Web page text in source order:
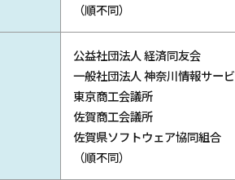
（順不同）
公益社団法人 経済同友会
一般社団法人 神奈川情報サー
東京商工会議所
佐賀商工会議所
佐賀県ソフトウェア協同組合
（順不同）